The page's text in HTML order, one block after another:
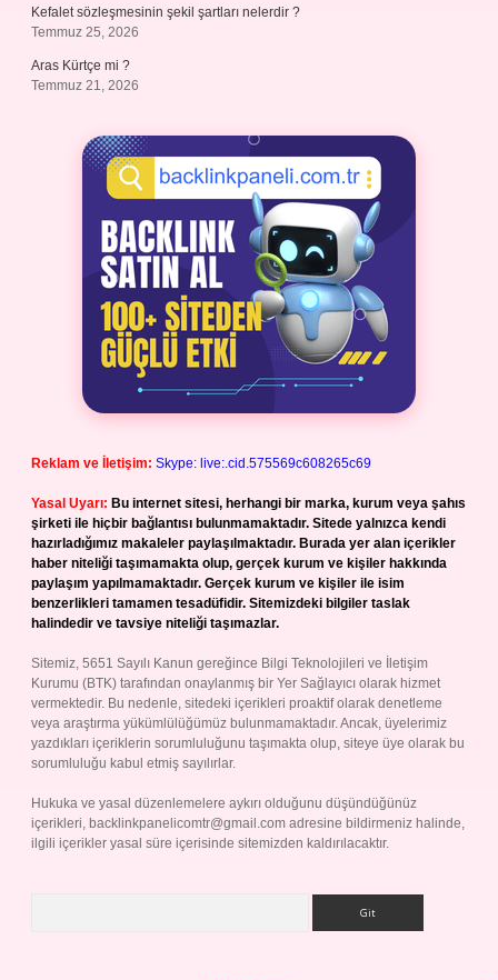
Kefalet sözleşmesinin şekil şartları nelerdir ?
Temmuz 25, 2026
Aras Kürtçe mi ?
Temmuz 21, 2026
Reklam ve İletişim: Skype: live:.cid.575569c608265c69
Yasal Uyarı: Bu internet sitesi, herhangi bir marka, kurum veya şahıs
şirketi ile hiçbir bağlantısı bulunmamaktadır. Sitede yalnızca kendi
hazırladığımız makaleler paylaşılmaktadır. Burada yer alan içerikler
haber niteliği taşımamakta olup, gerçek kurum ve kişiler hakkında
paylaşım yapılmamaktadır. Gerçek kurum ve kişiler ile isim
benzerlikleri tamamen tesadüfidir. Sitemizdeki bilgiler taslak
halindedir ve tavsiye niteliği taşımazlar.
Sitemiz, 5651 Sayılı Kanun gereğince Bilgi Teknolojileri ve İletişim
Kurumu (BTK) tarafından onaylanmış bir Yer Sağlayıcı olarak hizmet
vermektedir. Bu nedenle, sitedeki içerikleri proaktif olarak denetleme
veya araştırma yükümlülüğümüz bulunmamaktadır. Ancak, üyelerimiz
yazdıkları içeriklerin sorumluluğunu taşımakta olup, siteye üye olarak bu
sorumluluğu kabul etmiş sayılırlar.
Hukuka ve yasal düzenlemelere aykırı olduğunu düşündüğünüz
içerikleri, backlinkpanelicomtr@gmail.com adresine bildirmeniz halinde,
ilgili içerikler yasal süre içerisinde sitemizden kaldırılacaktır.